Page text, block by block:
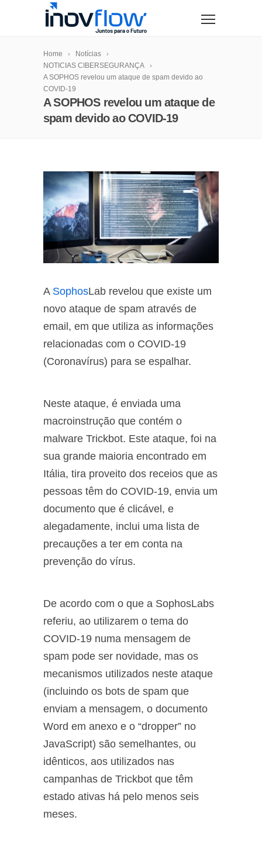
Home
Notícias
NOTICIAS CIBERSEGURANÇA
A SOPHOS revelou um ataque de spam devido ao
COVID-19
A SOPHOS revelou um ataque de
spam devido ao COVID-19
A SophosLab revelou que existe um
novo ataque de spam através de
email, em que utiliza as informações
relacionadas com o COVID-19
(Coronavírus) para se espalhar.
Neste ataque, é enviada uma
macroinstrução que contém o
malware Trickbot. Este ataque, foi na
sua grande maioria encontrado em
Itália, tira proveito dos receios que as
pessoas têm do COVID-19, envia um
documento que é clicável, e
alegadamente, inclui uma lista de
precauções a ter em conta na
prevenção do vírus.
De acordo com o que a SophosLabs
referiu, ao utilizarem o tema do
COVID-19 numa mensagem de
spam pode ser novidade, mas os
mecanismos utilizados neste ataque
(incluindo os bots de spam que
enviam a mensagem, o documento
Word em anexo e o “dropper” no
JavaScript) são semelhantes, ou
idênticos, aos utilizados nas
campanhas de Trickbot que têm
estado ativas há pelo menos seis
meses.